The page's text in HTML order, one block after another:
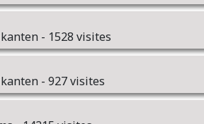
- 927 visites
- 1528 visites